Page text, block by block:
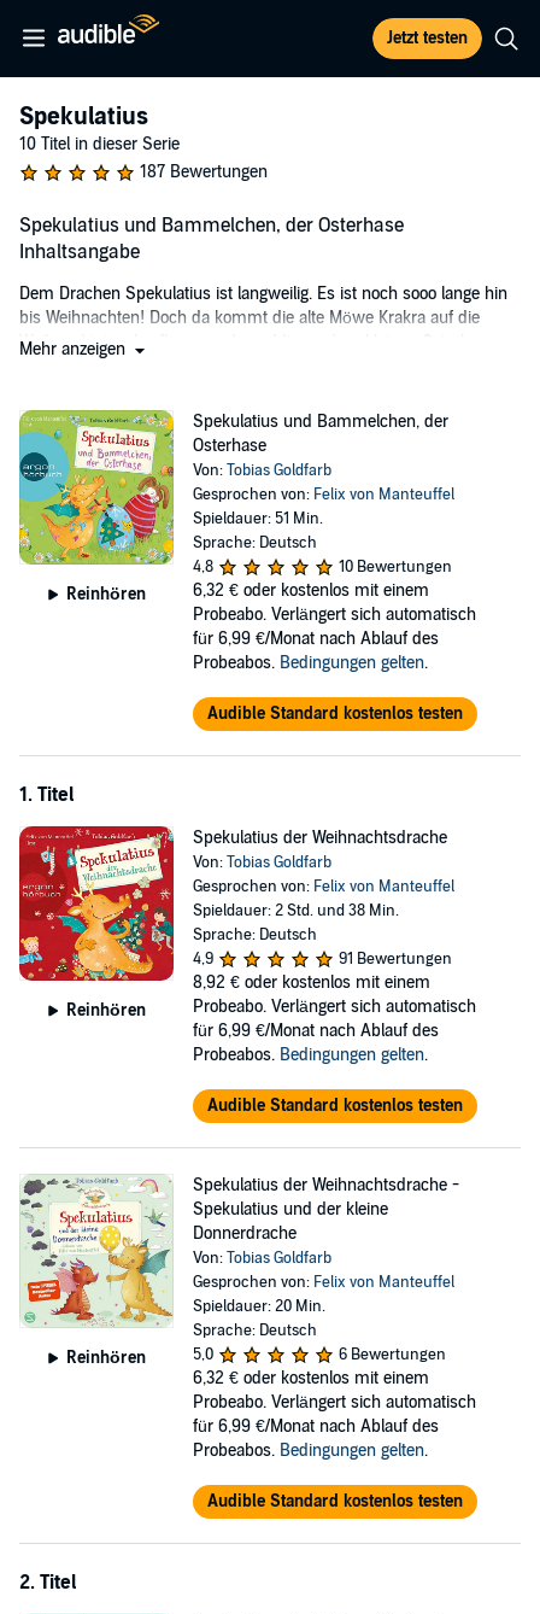
Jetzt testen
Spekulatius
10 Titel in dieser Serie
187 Bewertungen
Spekulatius und Bammelchen, der Osterhase
Inhaltsangabe
Dem Drachen Spekulatius ist langweilig. Es ist noch sooo lange hin
bis Weihnachten! Doch da kommt die alte Möwe Krakra auf die
Weihnachtsinsel geflogen und erzählt von dem kleinen Osterhasen
Eigenartig, von diesem "Ostern" hat Spekulatius noch nie etwas
gehört! Und außerdem möchte der kleine Weihnachtsdrache gerne
helfen. Mit Krakra macht er sich auf den Weg, um Bammelchen zu
finden. Eier verstecken kann doch nicht so schwer sein!
In einer zweiten Geschichte passt Spekulatius auf seine drei
Geschwister-Dracheneier auf. Doch leider geht vieles beim Eiersitten
schief und Spekulatius' Geschwister gehen verloren. Kann es sein,
dass sie in das unterirdische Reich der Mießmuffelgeraten sind?
Spekulatius geht auf Rettungsmission!
Tobias Goldfarbs Drache Spekulatius ist so besonders wie das
Langstrumpf. Kein Wunder, dass so viele ihn ins Herz geschlossen
Argon Verlag AVE GmbH
Mehr anzeigen
Reinhören
Spekulatius und Bammelchen, der
Osterhase
Von:Tobias Goldfarb
Gesprochen von: Felix von Manteuffel
Spieldauer: 51 Min.
Sprache: Deutsch
4,8
10 Bewertungen
6,32 € oder kostenlos mit einem
Probeabo. Verlängert sich automatisch
für 6,99 €/Monat nach Ablauf des
Probeabos. Bedingungen gelten.
Audible Standard kostenlos testen
1. Titel
Reinhören
Spekulatius der Weihnachtsdrache
Von:Tobias Goldfarb
Gesprochen von: Felix von Manteuffel
Spieldauer: 2 Std. und 38 Min.
Sprache: Deutsch
4,9
91 Bewertungen
8,92 € oder kostenlos mit einem
Probeabo. Verlängert sich automatisch
für 6,99 €/Monat nach Ablauf des
Probeabos. Bedingungen gelten.
Audible Standard kostenlos testen
Reinhören
Spekulatius der Weihnachtsdrache -
Spekulatius und der kleine
Donnerdrache
Von:Tobias Goldfarb
Gesprochen von: Felix von Manteuffel
Spieldauer: 20 Min.
Sprache: Deutsch
5,0
6 Bewertungen
6,32 € oder kostenlos mit einem
Probeabo. Verlängert sich automatisch
für 6,99 €/Monat nach Ablauf des
Probeabos. Bedingungen gelten.
Audible Standard kostenlos testen
2. Titel